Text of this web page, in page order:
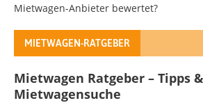
Mietwagen-Anbieter bewertet?
MIETWAGEN-RATGEBER
Mietwagen Ratgeber – Tipps
Mietwagensuche